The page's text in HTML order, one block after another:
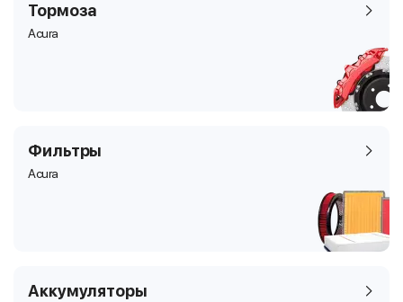
Тормоза
Acura
Фильтры
Acura
Аккумуляторы